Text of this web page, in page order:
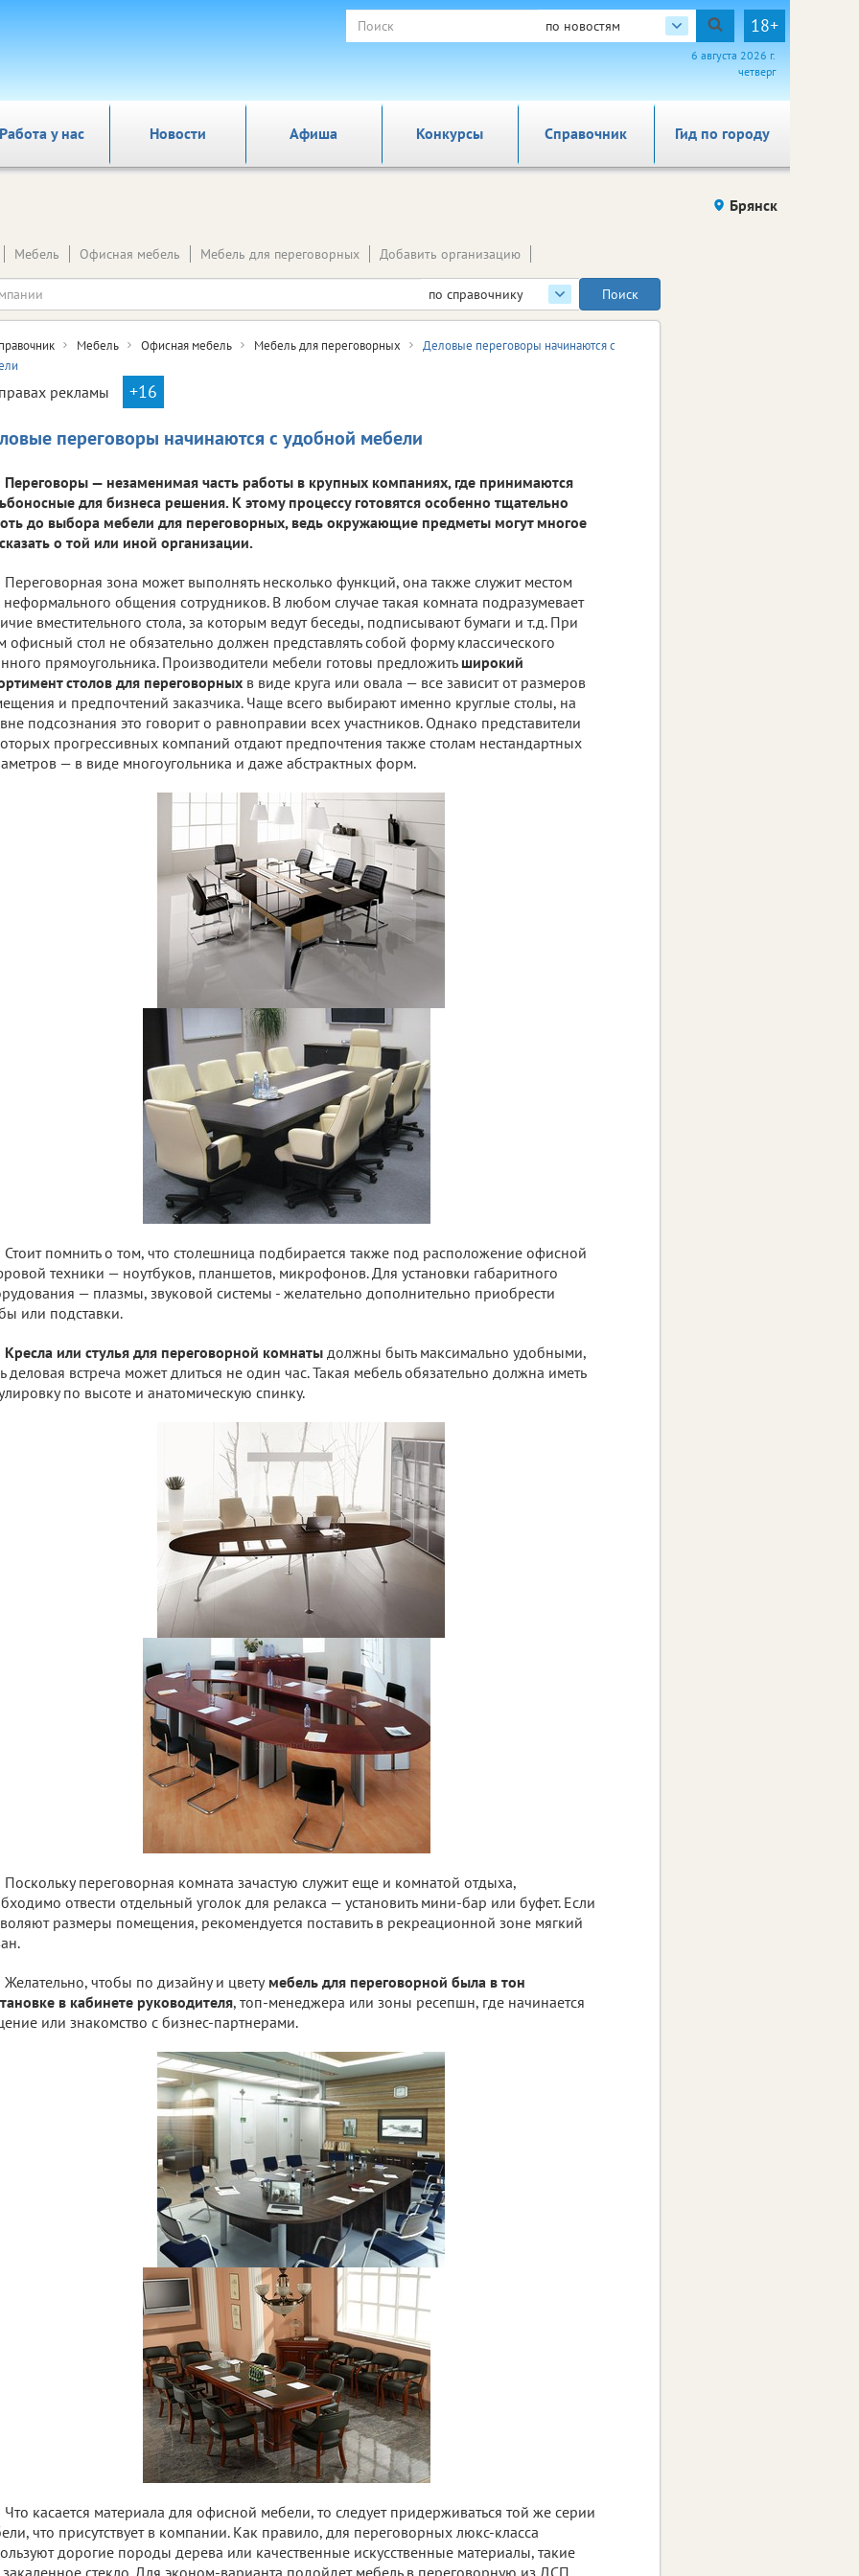
по новостям 18+
6 августа 2026 г.
четверг
у нас Новости Афиша Справочник Гид по городу
Конкурсы
Брянск
по справочнику
Мебель Офисная мебель Мебель для переговорных Добавить организацию
Мебель Офисная мебель Мебель для переговорных
Деловые переговоры начинаются с
рекламы +16
переговоры начинаются с удобной мебели
Переговоры — незаменимая часть работы в крупных компаниях, где принимаются
для бизнеса решения. К этому процессу готовятся особенно тщательно
до выбора мебели для переговорных, ведь окружающие предметы могут многое
о той или иной организации.
Переговорная зона может выполнять несколько функций, она также служит местом
неформального общения сотрудников. В любом случае такая комната подразумевает
вместительного стола, за которым ведут беседы, подписывают бумаги и т.д. При
офисный стол не обязательно должен представлять собой форму классического
прямоугольника. Производители мебели готовы предложить широкий
столов для переговорных в виде круга или овала — все зависит от размеров
и предпочтений заказчика. Чаще всего выбирают именно круглые столы, на
подсознания это говорит о равноправии всех участников. Однако представители
прогрессивных компаний отдают предпочтения также столам нестандартных
— в виде многоугольника и даже абстрактных форм.
Стоит помнить о том, что столешница подбирается также под расположение офисной
техники — ноутбуков, планшетов, микрофонов. Для установки габаритного
— плазмы, звуковой системы - желательно дополнительно приобрести
или подставки.
Кресла или стулья для переговорной комнаты должны быть максимально удобными,
деловая встреча может длиться не один час. Такая мебель обязательно должна иметь
по высоте и анатомическую спинку.
Поскольку переговорная комната зачастую служит еще и комнатой отдыха,
отвести отдельный уголок для релакса — установить мини-бар или буфет. Если
размеры помещения, рекомендуется поставить в рекреационной зоне мягкий
Желательно, чтобы по дизайну и цветумебель для переговорной была в тон
в кабинете руководителя, топ-менеджера или зоны ресепшн, где начинается
или знакомство с бизнес-партнерами.
Что касается материала для офисной мебели, то следует придерживаться той же серии
что присутствует в компании. Как правило, для переговорных люкс-класса
дорогие породы дерева или качественные искусственные материалы, такие
закаленное стекло. Для эконом-варианта подойдет мебель в переговорную из ДСП.